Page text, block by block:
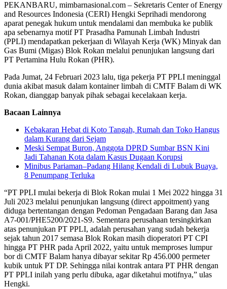
PEKANBARU, mimbarnasional.com – Sekretaris Center of Energy
and Resources Indonesia (CERI) Hengki Seprihadi mendorong
aparat penegak hukum untuk mendalami dan membuka ke publik
apa sebenarnya motif PT Prasadha Pamunah Limbah Industri
(PPLI) mendapatkan pekerjaan di Wilayah Kerja (WK) Minyak dan
Gas Bumi (Migas) Blok Rokan melalui penunjukan langsung dari
PT Pertamina Hulu Rokan (PHR).
Pada Jumat, 24 Februari 2023 lalu, tiga pekerja PT PPLI meninggal
dunia akibat masuk dalam kontainer limbah di CMTF Balam di WK
Rokan, dianggap banyak pihak sebagai kecelakaan kerja.
Bacaan Lainnya
Kebakaran Hebat di Koto Tangah, Rumah dan Toko Hangus
dalam Kurang dari Sejam
Meski Sempat Buron, Anggota DPRD Sumbar BSN Kini
Jadi Tahanan Kota dalam Kasus Dugaan Korupsi
Minibus Pariaman–Padang Hilang Kendali di Lubuk Buaya,
8 Penumpang Terluka
“PT PPLI mulai bekerja di Blok Rokan mulai 1 Mei 2022 hingga 31
Juli 2023 melalui penunjukan langsung (direct appoitment) yang
diduga bertentangan dengan Pedoman Pengadaan Barang dan Jasa
A7-001/PHE5200/2021-S9. Sementara perusahaan tersingkirkan
atas penunjukan PT PPLI, adalah perusahan yang sudah bekerja
sejak tahun 2017 semasa Blok Rokan masih dioperatori PT CPI
hingga PT PHR pada April 2022, yaitu untuk memproses lumpur
bor di CMTF Balam hanya dibayar sekitar Rp 456.000 permeter
kubik untuk PT DP. Sehingga nilai kontrak antara PT PHR dengan
PT PPLI inilah yang perlu dibuka, agar diketahui motifnya,” ulas
Hengki.